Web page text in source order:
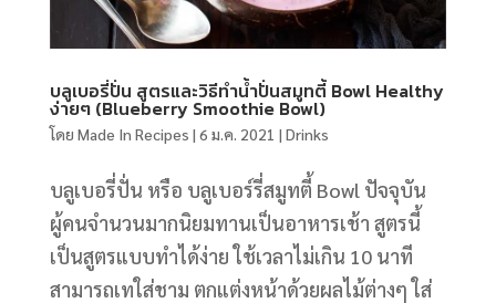
บลูเบอรี่ปั่น สูตรและวิธีทำน้ำปั่นสมูทตี้ Bowl Healthy
ง่ายๆ (Blueberry Smoothie Bowl)
โดย Made In Recipes | 6 ม.ค. 2021 | Drinks
บลูเบอรี่ปั่น หรือ บลูเบอร์รี่สมูทตี้ Bowl ปัจจุบัน
ผู้คนจำนวนมากนิยมทานเป็นอาหารเช้า สูตรนี้
เป็นสูตรแบบทำได้ง่าย ใช้เวลาไม่เกิน 10 นาที
สามารถเทใส่ชาม ตกแต่งหน้าด้วยผลไม้ต่างๆ ใส่